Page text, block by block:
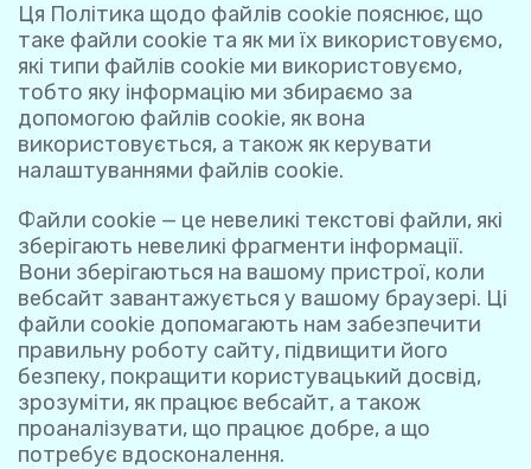
Ця Політика щодо файлів cookie пояснює, що
таке файли cookie та як ми їх використовуємо,
які типи файлів cookie ми використовуємо,
тобто яку інформацію ми збираємо за
допомогою файлів cookie, як вона
використовується, а також як керувати
налаштуваннями файлів cookie.
Файли cookie — це невеликі текстові файли, які
зберігають невеликі фрагменти інформації.
Вони зберігаються на вашому пристрої, коли
вебсайт завантажується у вашому браузері. Ці
файли cookie допомагають нам забезпечити
правильну роботу сайту, підвищити його
безпеку, покращити користувацький досвід,
зрозуміти, як працює вебсайт, а також
проаналізувати, що працює добре, а що
потребує вдосконалення.